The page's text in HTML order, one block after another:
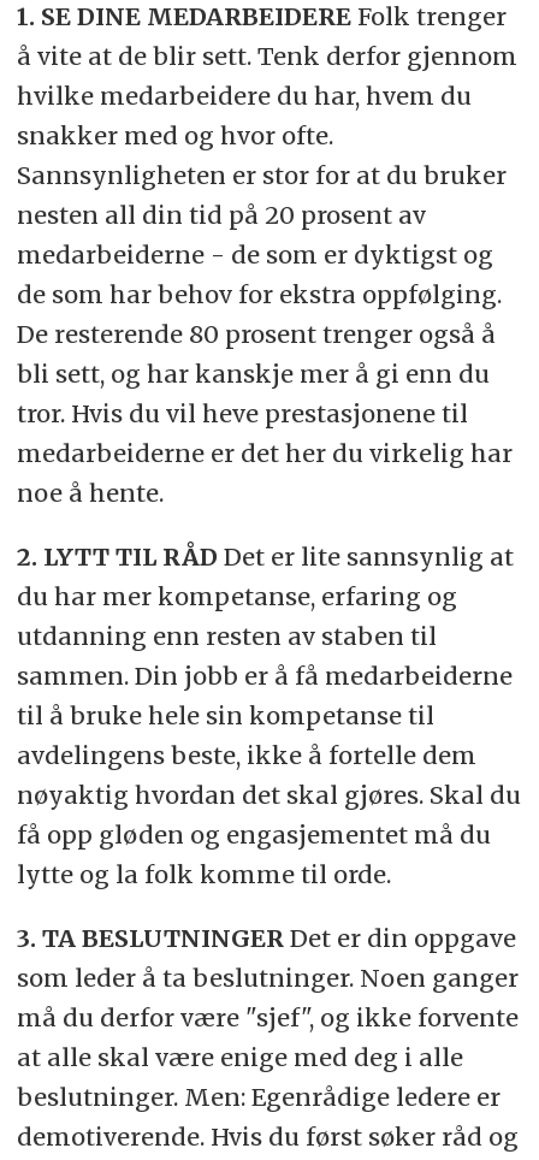
1. SE DINE MEDARBEIDEREFolk trenger
å vite at de blir sett. Tenk derfor gjennom
hvilke medarbeidere du har, hvem du
snakker med og hvor ofte.
Sannsynligheten er stor for at du bruker
nesten all din tid på 20 prosent av
medarbeiderne - de som er dyktigst og
de som har behov for ekstra oppfølging.
De resterende 80 prosent trenger også å
bli sett, og har kanskje mer å gi enn du
tror. Hvis du vil heve prestasjonene til
medarbeiderne er det her du virkelig har
noe å hente.
2. LYTT TIL RÅD Det er lite sannsynlig at
du har mer kompetanse, erfaring og
utdanning enn resten av staben til
sammen. Din jobb er å få medarbeiderne
til å bruke hele sin kompetanse til
avdelingens beste, ikke å fortelle dem
nøyaktig hvordan det skal gjøres. Skal du
få opp gløden og engasjementet må du
lytte og la folk komme til orde.
3. TA BESLUTNINGERDet er din oppgave
som leder å ta beslutninger. Noen ganger
må du derfor være "sjef", og ikke forvente
at alle skal være enige med deg i alle
beslutninger. Men: Egenrådige ledere er
demotiverende. Hvis du først søker råd og